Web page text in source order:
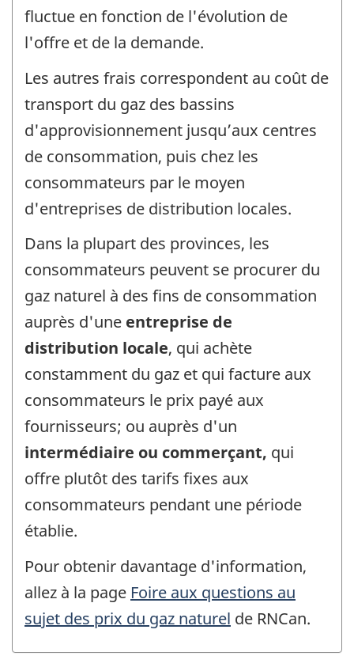
fluctue en fonction de l'évolution de
l'offre et de la demande.
Les autres frais correspondent au coût de
transport du gaz des bassins
d'approvisionnement jusqu’aux centres
de consommation, puis chez les
consommateurs par le moyen
d'entreprises de distribution locales.
Dans la plupart des provinces, les
consommateurs peuvent se procurer du
gaz naturel à des fins de consommation
auprès d'une entreprise de
distribution locale, qui achète
constamment du gaz et qui facture aux
consommateurs le prix payé aux
fournisseurs; ou auprès d'un
intermédiaire ou commerçant, qui
offre plutôt des tarifs fixes aux
consommateurs pendant une période
établie.
Pour obtenir davantage d'information,
allez à la page Foire aux questions au
sujet des prix du gaz naturel de RNCan.